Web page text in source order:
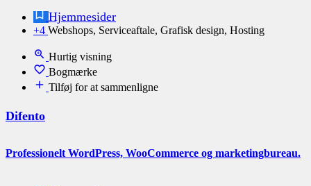
Hjemmesider
+4 Webshops, Serviceaftale, Grafisk design, Hosting
Hurtig visning
Bogmærke
Tilføj for at sammenligne
Difento
Professionelt WordPress, WooCommerce og marketingbureau.